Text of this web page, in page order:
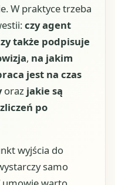
W praktyce trzeba
czy agent
także podpisuje
, na jakim
jest na czas
oraz jakie są
po
wyjścia do
samo